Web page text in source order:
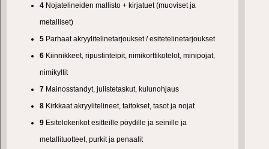
4 Nojatelineiden mallisto + kirjatuet (muoviset ja
metalliset)
5 Parhaat akryylitelinetarjoukset / esitetelinetarjoukset
6 Kiinnikkeet, ripustinteipit, nimikorttikotelot, minipojat,
nimikyltit
7 Mainosstandyt, julistetaskut, kulunohjaus
8 Kirkkaat akryylitelineet, taitokset, tasot ja nojat
9 Esitelokerikot esitteille pöydille ja seinille ja
metallituotteet, purkit ja penaalit